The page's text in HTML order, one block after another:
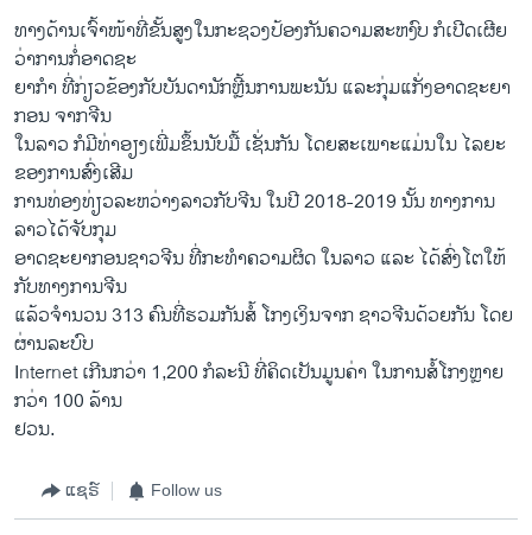
ທາງດ້ານເຈົ້າໜ້າທີ່ຂັ້ນສູງໃນກະຊວງປ້ອງກັນຄວາມສະຫງົບ ກໍເປີດເຜີຍ
ວ່າການກໍ່ອາດຊະ
ຍາກຳ ທີ່ກ່ຽວຂ້ອງກັບບັນດານັກຫຼີ້ນການພະນັນ ແລະກຸ່ມແກັ່ງອາດຊະຍາ
ກອນ ຈາກຈີນ
ໃນລາວ ກໍມີທ່າອຽງເພີ່ມຂຶ້ນນັບມື້ ເຊັ່ນກັນ ໂດຍສະເພາະແມ່ນໃນ ໄລຍະ
ຂອງການສົ່ງເສີມ
ການທ່ອງທ່ຽວລະຫວ່າງລາວກັບຈີນ ໃນປີ 2018-2019 ນັ້ນ ທາງການ
ລາວໄດ້ຈັບກຸມ
ອາດຊະຍາກອນຊາວຈີນ ທີ່ກະທໍາຄວາມຜິດ ໃນລາວ ແລະ ໄດ້ສົ່ງໂຕໃຫ້
ກັບທາງການຈີນ
ແລ້ວຈຳນວນ 313 ຄົນທີ່ຮວມກັນສໍ້ ໂກງເງິນຈາກ ຊາວຈີນດ້ວຍກັນ ໂດຍ
ຜ່ານລະບົບ
Internet ເກີນກວ່າ 1,200 ກໍລະນີ ທີ່ຄິດເປັນມູນຄ່າ ໃນການສໍ້ໂກງຫຼາຍ
ກວ່າ 100 ລ້ານ
ຢວນ.
ແຊຣ໌ Follow us